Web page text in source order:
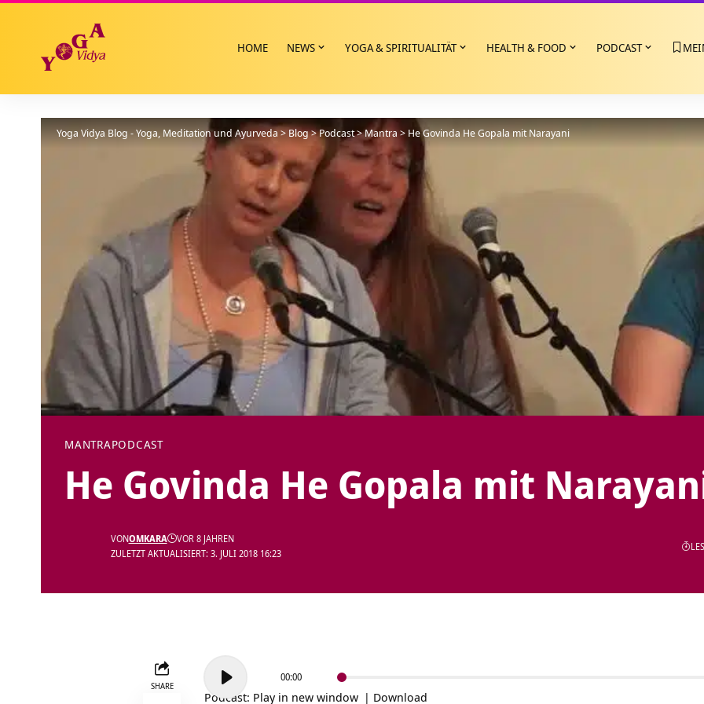
HOME NEWS YOGA & SPIRITUALITÄT HEALTH & FOOD PODCAST
Yoga Vidya Blog - Yoga, Meditation und Ayurveda>Blog>Podcast>Mantra> He Govinda He Gopala mit Narayani
MANTRAPODCAST
He Govinda He Gopala mit
ZULETZT AKTUALISIERT: 3. JULI 2018 16:23
VONOMKARA VOR 8 JAHREN
SHARE
Player
00:00
Podcast: Play in new window | Download